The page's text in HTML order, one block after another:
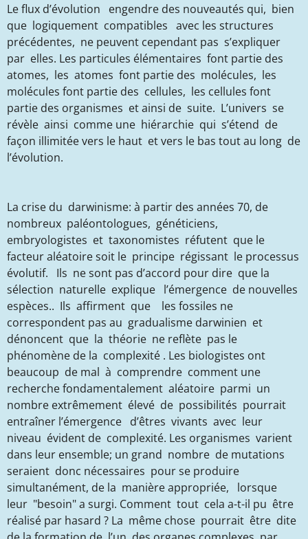
Le flux d’évolution engendre des nouveautés qui, bien
que logiquement compatibles avec les structures
précédentes, ne peuvent cependant pas s’expliquer
par elles. Les particules élémentaires font partie des
atomes, les atomes font partie des molécules, les
molécules font partie des cellules, les cellules font
partie des organismes et ainsi de suite. L’univers se
révèle ainsi comme une hiérarchie qui s’étend de
façon illimitée vers le haut et vers le bas tout au long de
l’évolution.
La crise du darwinisme: à partir des années 70, de
nombreux paléontologues, généticiens,
embryologistes et taxonomistes réfutent que le
facteur aléatoire soit le principe régissant le processus
évolutif. Ils ne sont pas d’accord pour dire que la
sélection naturelle explique l’émergence de nouvelles
espèces.. Ils affirment que les fossiles ne
correspondent pas au gradualisme darwinien et
dénoncent que la théorie ne reflète pas le
phénomène de la complexité . Les biologistes ont
beaucoup de mal à comprendre comment une
recherche fondamentalement aléatoire parmi un
nombre extrêmement élevé de possibilités pourrait
entraîner l’émergence d’êtres vivants avec leur
niveau évident de complexité. Les organismes varient
dans leur ensemble; un grand nombre de mutations
seraient donc nécessaires pour se produire
simultanément, de la manière appropriée, lorsque
leur "besoin" a surgi. Comment tout cela a-t-il pu être
réalisé par hasard ? La même chose pourrait être dite